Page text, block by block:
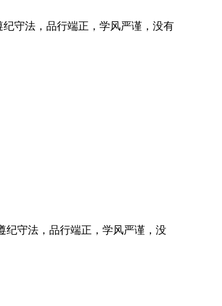
守法，品行端正，学风严谨，没有
纪守法，品行端正，学风严谨，没